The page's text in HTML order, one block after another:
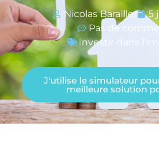
Nicolas Barailler
5
Pas de
Investir dans
J'utilise le simulateur
meilleure solution